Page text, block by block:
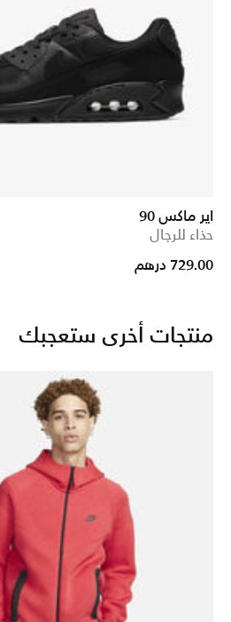
اير ماكس 90
حذاء للرجال
729.00 درهم
منتجات أخرى ستعجبك